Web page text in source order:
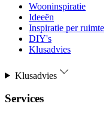
Wooninspiratie
Ideeën
Inspiratie per ruimte
DIY's
Klusadvies
Klusadvies
Services